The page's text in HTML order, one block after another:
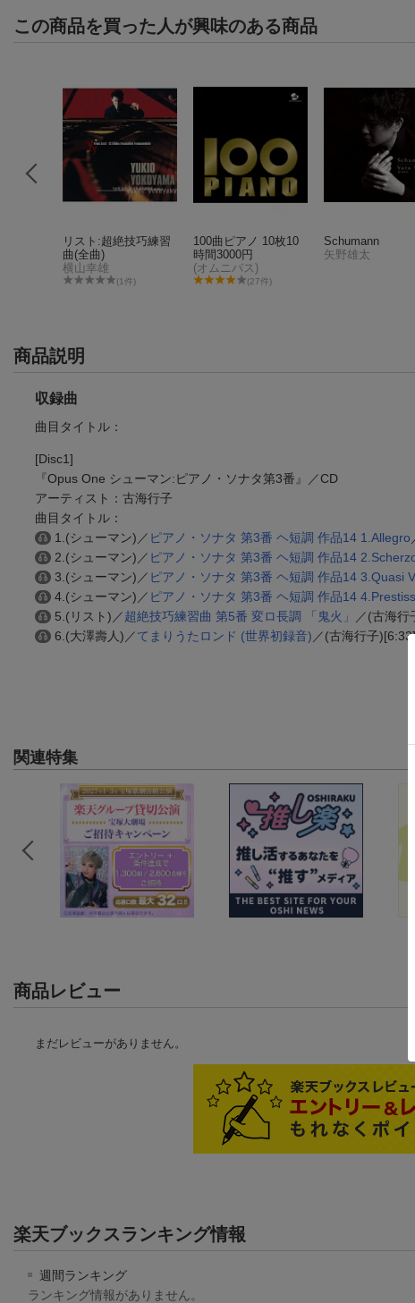
この商品を買った人が興味のある商品
リスト:超絶技巧練習
曲(全曲)
横山幸雄
(1件)
100曲ピアノ 10枚10
時間3000円
(オムニバス)
(27件)
Schumann
矢野雄太
商品説明
収録曲
曲目タイトル：
[Disc1]
『Opus One シューマン:ピアノ・ソナタ第3番』／CD
アーティスト：古海行子
曲目タイトル：
1.(シューマン)／ ピアノ・ソナタ 第3番 ヘ短調 作品14 1.Allegro
2.(シューマン)／ ピアノ・ソナタ 第3番 ヘ短調 作品14
3.(シューマン)／ ピアノ・ソナタ 第3番 ヘ短調 作品14 3.Quasi
4.(シューマン)／ ピアノ・ソナタ 第3番 ヘ短調 作品14
5.(リスト)／超絶技巧練習曲 第5番 変ロ長調 「鬼火」
／(古海行
6.(大澤壽人)／てまりうたロンド (世界初録音) ／(古海行子)[6:33]
関連特集
商品レビュー
まだレビューがありません。
楽天ブックスランキング情報
週間ランキング
ランキング情報がありません。